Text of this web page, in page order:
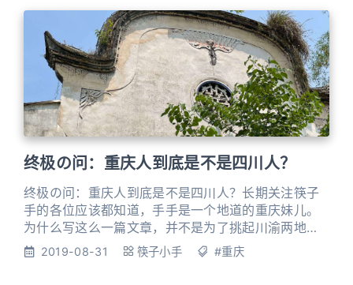
小时候，家附近有个“工人俱乐部”，经常有很多叔叔阿
姨下班后去唱歌跳舞。放学路过瞥见一眼，舞厅里的
灯红酒绿就印在
终极の问：重庆人到底是不是四川人？
终极の问：重庆人到底是不是四川人？长期关注筷子
手的各位应该都知道，手手是一个地道的重庆妹儿。
为什么写这么一篇文章，并不是为了挑起川渝两地兄
弟姐妹的矛盾，只是好奇西南地区的重庆四川为何时
常会就此争得面红耳赤，湖南和湖北，河南和河北，
2019-08-31 筷子小手 #重庆